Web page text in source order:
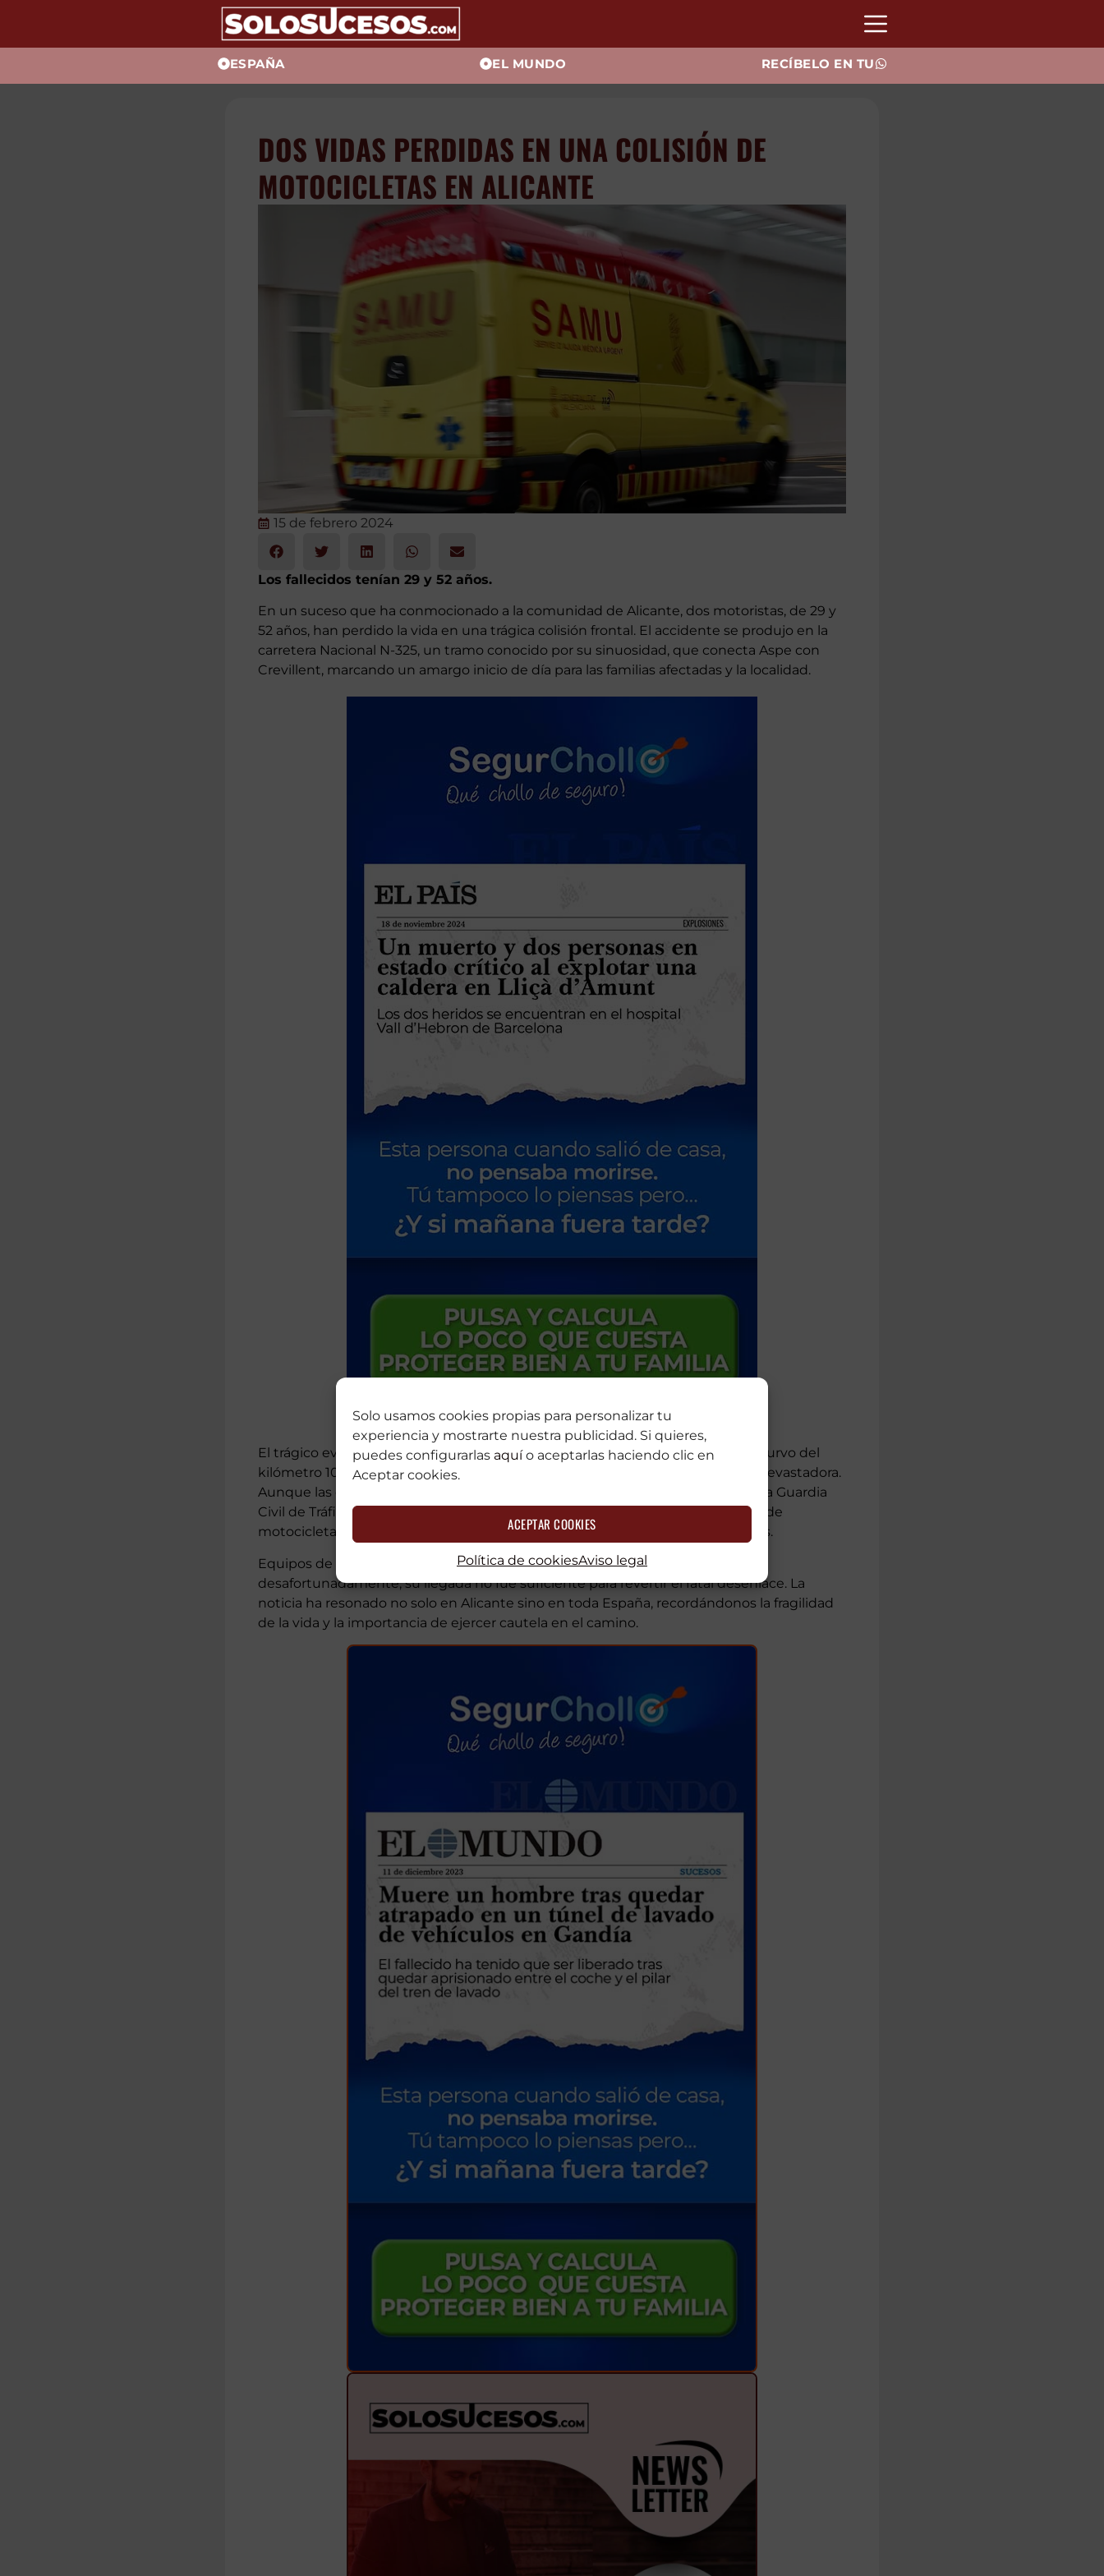
Solo usamos cookies propias para personalizar tu
experiencia y mostrarte nuestra publicidad. Si quieres,
puedes configurarlas aquío aceptarlas haciendo clic en
Aceptar cookies.
ACEPTAR COOKIES
Política de cookiesAviso legal
ESPAÑA EL MUNDO RECÍBELO EN TU
DOS VIDAS PERDIDAS EN UNA COLISIÓN DE
MOTOCICLETAS EN ALICANTE
15 de febrero 2024
Los fallecidos tenían 29 y 52 años.
En un suceso que ha conmocionado a la comunidad de Alicante, dos motoristas, de 29 y
52 años, han perdido la vida en una trágica colisión frontal. El accidente se produjo en la
carretera Nacional N-325, un tramo conocido por su sinuosidad, que conecta Aspe con
Crevillent, marcando un amargo inicio de día para las familias afectadas y la localidad.
El trágico evento tuvo lugar alrededor de las 7:20 horas, cuando en un tramo curvo del
kilómetro 10, las vidas de estos dos individuos se cruzaron de la manera más devastadora.
Aunque las circunstancias exactas aún están bajo investigación por parte de la Guardia
Civil de Tráfico, este accidente subraya los riesgos inherentes a la conducción de
motocicletas, especialmente en carreteras que presentan desafíos adicionales.
Equipos de servicios sanitarios acudieron con prontitud al lugar, pero
desafortunadamente, su llegada no fue suficiente para revertir el fatal desenlace. La
noticia ha resonado no solo en Alicante sino en toda España, recordándonos la fragilidad
de la vida y la importancia de ejercer cautela en el camino.